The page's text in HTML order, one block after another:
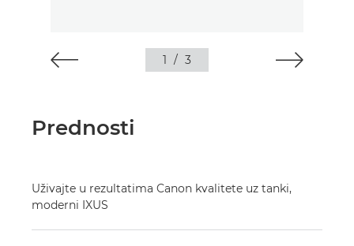
1 / 3
Prednosti
Uživajte u rezultatima Canon kvalitete uz tanki,
moderni IXUS